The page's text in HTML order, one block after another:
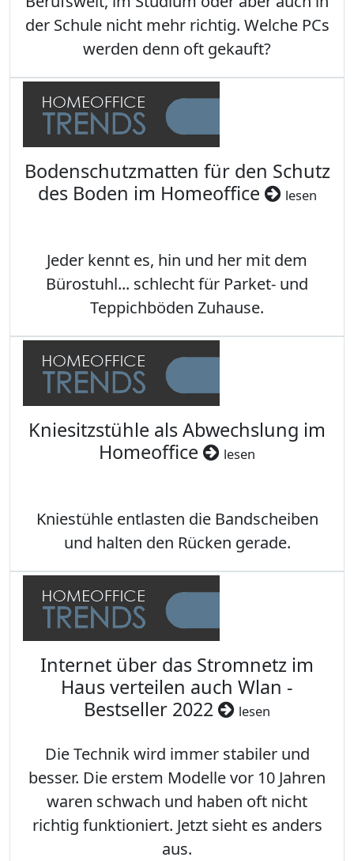
der Schule nicht mehr richtig. Welche PCs
werden denn oft gekauft?
Bodenschutzmatten für den Schutz
des Boden im Homeoffice
lesen
Jeder kennt es, hin und her mit dem
Bürostuhl... schlecht für Parket- und
Teppichböden Zuhause.
Kniesitzstühle als Abwechslung im
Homeoffice
lesen
Kniestühle entlasten die Bandscheiben
und halten den Rücken gerade.
Internet über das Stromnetz im
Haus verteilen auch Wlan -
Bestseller 2022
lesen
Die Technik wird immer stabiler und
besser. Die erstem Modelle vor 10 Jahren
waren schwach und haben oft nicht
richtig funktioniert. Jetzt sieht es anders
aus.